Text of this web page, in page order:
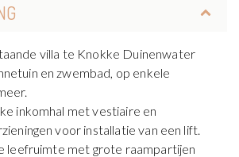
villa te Knokke Duinenwater
en zwembad, op enkele
inkomhal met vestiaire en
voor installatie van een lift.
leefruimte met grote raampartijen